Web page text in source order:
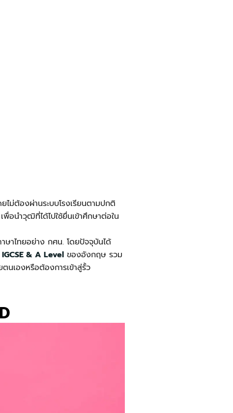
ไม่ต้องผ่านระบบโรงเรียนตามปกติ
อนำวุฒิที่ได้ไปใช้ยื่นเข้าศึกษาต่อใน
ษาไทยอย่าง กศน. โดยปัจจุบันได้
IGCSE & A Level ของอังกฤษ รวม
นเองหรือต้องการเข้าสู่รั้ว